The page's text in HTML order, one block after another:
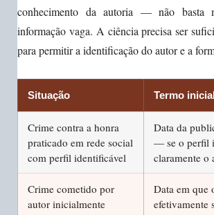
conhecimento da autoria — não basta
informação vaga. A ciência precisa ser
para permitir a identificação do autor e a
Situação Termo
Crime contra a honra
praticado em rede social
com perfil identificável
Data da
— se o perfil
claramente o
Crime cometido por
autor inicialmente
Data em que
efetivamente